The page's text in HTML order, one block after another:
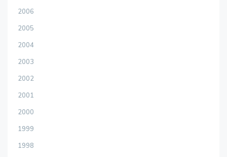
2006
2005
2004
2003
2002
2001
2000
1999
1998